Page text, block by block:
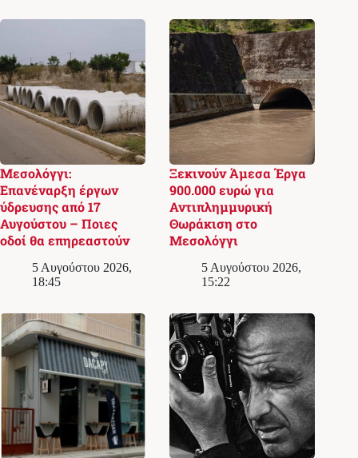
Μεσολόγγι:
Επανέναρξη έργων
ύδρευσης από 17
Αυγούστου – Ποιες
οδοί θα επηρεαστούν
5 Αυγούστου 2026,
18:45
Ξεκινούν Άμεσα Έργα
900.000 ευρώ για
Αντιπλημμυρική
Θωράκιση στο
Μεσολόγγι
5 Αυγούστου 2026,
15:22